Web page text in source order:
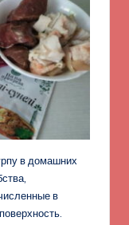
в домашних
в